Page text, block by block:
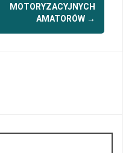
MOTORYZACYJNYCH
AMATORÓW →